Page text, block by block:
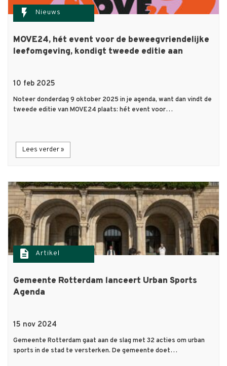
flash_on Nieuws
MOVE24, hét event voor de beweegvriendelijke
leefomgeving, kondigt tweede editie aan
10 feb 2025
Noteer donderdag 9 oktober 2025 in je agenda, want dan vindt de
tweede editie van MOVE24 plaats: hét event voor…
Lees verder »
description Artikel
Gemeente Rotterdam lanceert Urban Sports
Agenda
15 nov 2024
Gemeente Rotterdam gaat aan de slag met 32 acties om urban
sports in de stad te versterken. De gemeente doet…